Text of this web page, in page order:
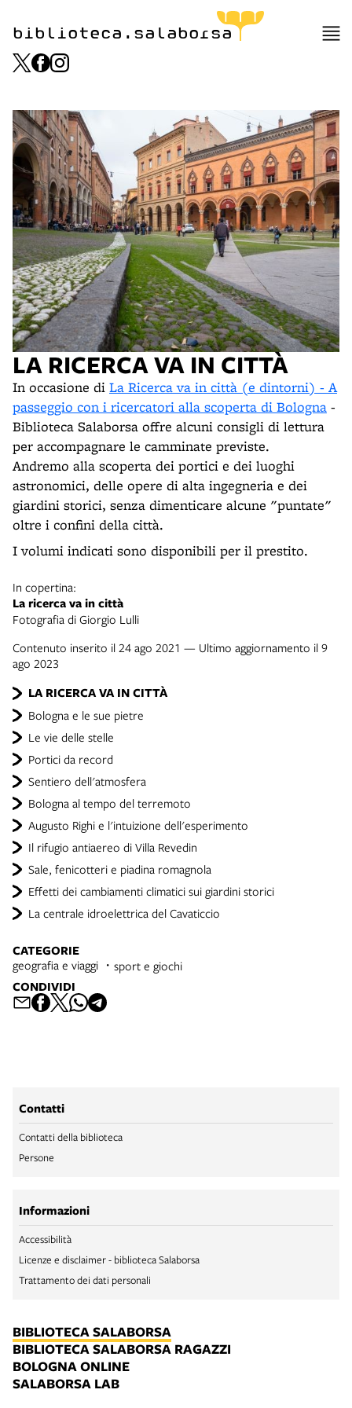
biblioteca.salaborsa
LA RICERCA VA IN CITTÀ
Bologna e le sue pietre
Le vie delle stelle
Portici da record
Sentiero dell'atmosfera
Bologna al tempo del terremoto
Augusto Righi e l'intuizione dell'esperimento
Il rifugio antiaereo di Villa Revedin
Sale, fenicotteri e piadina romagnola
Effetti dei cambiamenti climatici sui giardini storici
La centrale idroelettrica del Cavaticcio
LA RICERCA VA IN CITTÀ
In occasione di La Ricerca va in città (e dintorni) - A
passeggio con i ricercatori alla scoperta di Bologna -
Biblioteca Salaborsa offre alcuni consigli di lettura
per accompagnare le camminate previste.
Andremo alla scoperta dei portici e dei luoghi
astronomici, delle opere di alta ingegneria e dei
giardini storici, senza dimenticare alcune "puntate"
oltre i confini della città.
I volumi indicati sono disponibili per il prestito.
In copertina:
La ricerca va in città
Fotografia di Giorgio Lulli
Contenuto inserito il 24 ago 2021 — Ultimo aggiornamento il 9
ago 2023
CATEGORIE
geografia e viaggi sport e giochi
CONDIVIDI
Contatti
Contatti della biblioteca
Persone
Informazioni
Accessibilità
Licenze e disclaimer - biblioteca Salaborsa
Trattamento dei dati personali
BIBLIOTECA SALABORSA
BIBLIOTECA SALABORSA RAGAZZI
BOLOGNA ONLINE
SALABORSA LAB